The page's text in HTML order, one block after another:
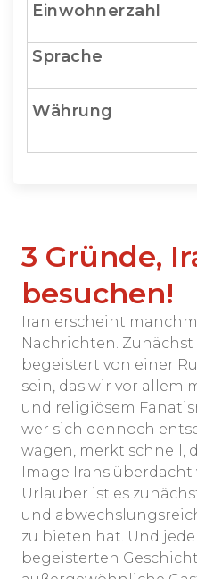
Einwohnerzahl
Sprache
Währung
3 Gründe,
besuchen!
Iran erscheint
Nachrichten.
begeistert von einer
sein, das wir vor allem
und religiösem
wer sich dennoch
wagen, merkt schnell,
Image Irans überdacht
Urlauber ist es
und
zu bieten hat. Und
begeisterten